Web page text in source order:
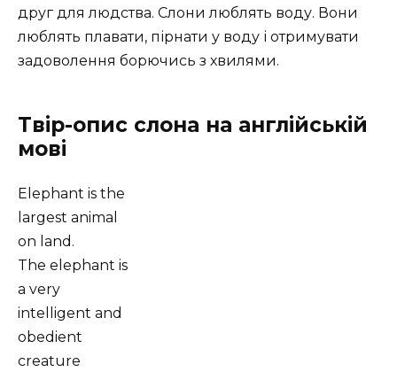
друг для людства. Слони люблять воду. Вони
люблять плавати, пірнати у воду і отримувати
задоволення борючись з хвилями.
Твір-опис слона на англійській
мові
Elephant is the
largest animal
on land.
The elephant is
a very
intelligent and
obedient
creature